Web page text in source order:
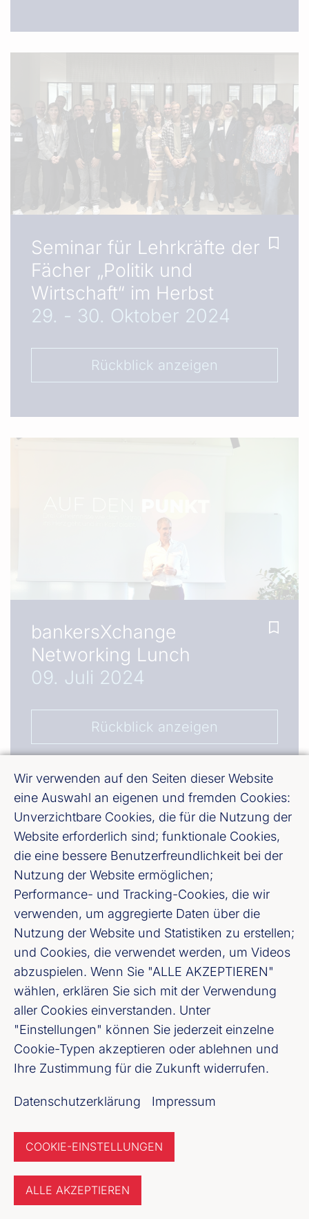
Seminar für Lehrkräfte der
Fächer „Politik und
Wirtschaft“ im Herbst
29. - 30. Oktober 2024
Rückblick anzeigen
bankersXchange
Networking Lunch
09. Juli 2024
Rückblick anzeigen
Frankfurter Bankentag
2024
25. April 2024
Wir verwenden auf den Seiten dieser Website
eine Auswahl an eigenen und fremden Cookies:
Unverzichtbare Cookies, die für die Nutzung der
Website erforderlich sind; funktionale Cookies,
die eine bessere Benutzerfreundlichkeit bei der
Nutzung der Website ermöglichen;
Performance- und Tracking-Cookies, die wir
verwenden, um aggregierte Daten über die
Nutzung der Website und Statistiken zu erstellen;
und Cookies, die verwendet werden, um Videos
abzuspielen. Wenn Sie "ALLE AKZEPTIEREN"
wählen, erklären Sie sich mit der Verwendung
aller Cookies einverstanden. Unter
"Einstellungen" können Sie jederzeit einzelne
Cookie-Typen akzeptieren oder ablehnen und
Ihre Zustimmung für die Zukunft widerrufen.
Datenschutzerklärung Impressum
COOKIE-EINSTELLUNGEN
ALLE AKZEPTIEREN